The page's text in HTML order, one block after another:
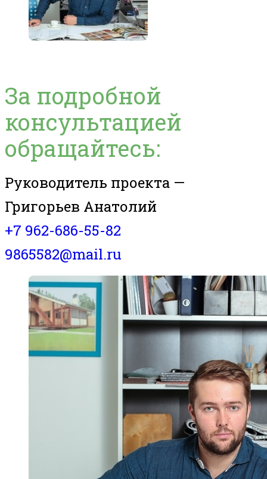
За подробной
консультацией
обращайтесь:
Руководитель проекта —
Григорьев Анатолий
+7 962-686-55-82
9865582@mail.ru